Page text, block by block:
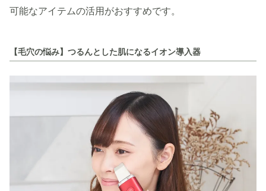
可能なアイテムの活用がおすすめです。
【毛穴の悩み】つるんとした肌になるイオン導入器